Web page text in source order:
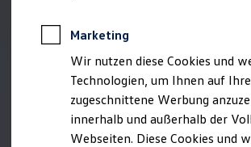
Rekuperation
Laden unterwegs
Laden Zuhause
Ladestationen finden
Ladezeitensimulator
Batterie
Sicherheit
Marketing
Wir nutzen diese Cookies und
Technologien, um Ihnen auf
zugeschnittene Werbung
innerhalb und außerhalb der
Webseiten. Diese Cookies und